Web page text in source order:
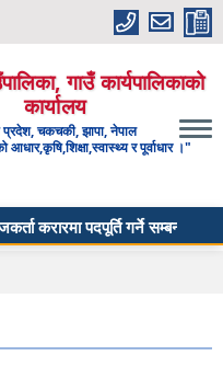
गाउँ कार्यपालिकाको
कार्यालय
प्रदेश, चकचकी, झापा, नेपाल
आधार,कृषि,शिक्षा,स्वास्थ्य र पूर्वाधार ।"
करारमा पदपूर्ति गर्ने सम्बन्धी सूचना ।